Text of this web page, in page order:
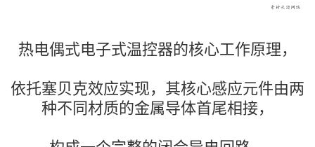
热电偶式电子式温控器的核心工作原理，
依托塞贝克效应实现，其核心感应元件由两
种不同材质的金属导体首尾相接，